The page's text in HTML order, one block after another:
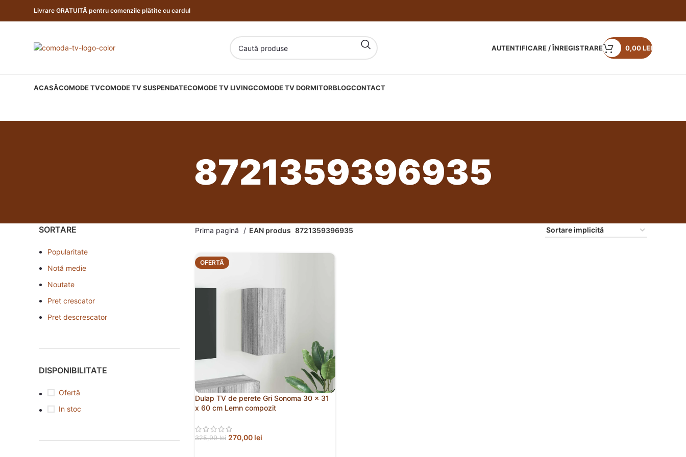
Livrare GRATUITĂ pentru comenzile plătite cu cardul
AUTENTIFICARE / ÎNREGISTRARE 0,00LEI
ACASĂCOMODE TVCOMODE TV SUSPENDATECOMODE TV LIVINGCOMODE TV DORMITORBLOGCONTACT
8721359396935
SORTARE
Popularitate
Notă medie
Noutate
Pret crescator
Pret descrescator
DISPONIBILITATE
Ofertă
In stoc
Prima pagină EAN produs 8721359396935
OFERTĂ
Dulap TV de perete Gri Sonoma 30 x 31
x 60 cm Lemn compozit
325,99lei 270,00 lei